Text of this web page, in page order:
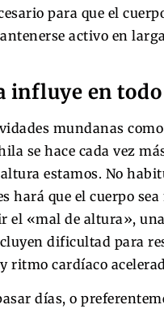
para que el
activo en
influye en todo
mundanas
se hace cada vez
estamos. No
hará que el cuerpo sea
el «mal de altura»,
dificultad para
ritmo cardíaco
días, o